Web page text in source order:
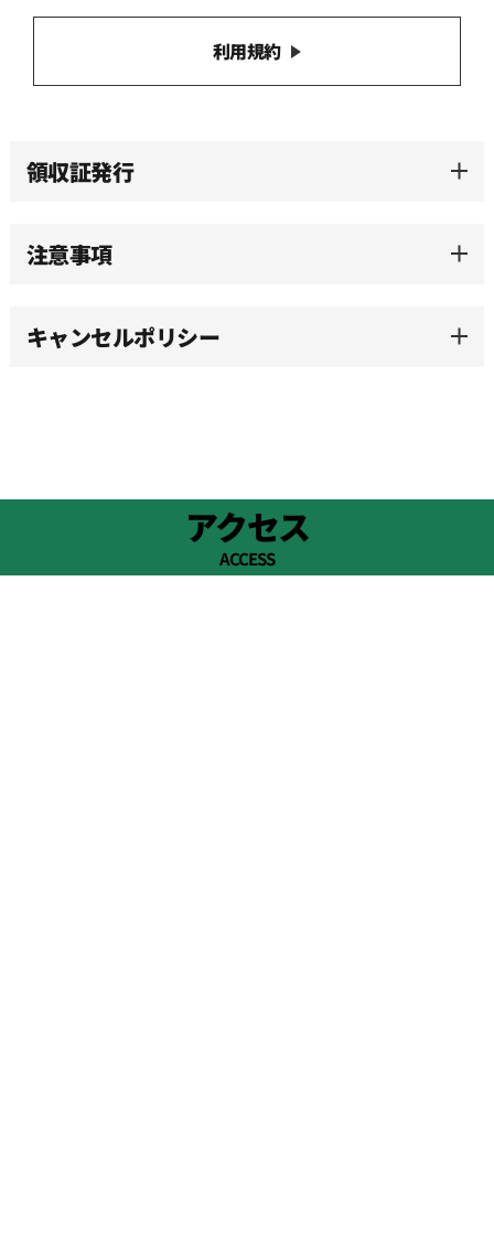
16:00
利用規約
領収証発行
注意事項
キャンセルポリシー
アクセス
ACCESS